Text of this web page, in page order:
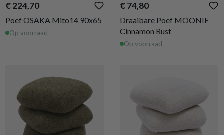
€ 224,70
Poef OSAKA Mito14 90x65
Op voorraad
€ 74,80
Draaibare Poef MOONIE
Cinnamon Rust
Op voorraad